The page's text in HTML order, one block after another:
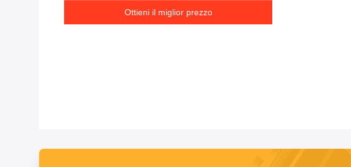
Ottieni il miglior prezzo